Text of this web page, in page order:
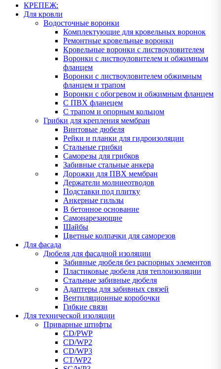
КРЕПЕЖ:
Для кровли
Водосточные воронки
Комплектующие для кровельных воронок
Ремонтные кровельные воронки
Кровельные воронки с листвоуловителем
Воронки с листвоуловителем и обжимным
фланцем
Воронки с листвоуловителем обжимным
фланцем и трапом
Воронки с обогревом и обжимным фланцем
С ПВХ фланецем
С трапом и опорным кольцом
Грибки для крепления мембран
Винтовые дюбеля
Рейки и планки для гидроизоляции
Стальные грибки
Саморезы для грибков
Забивные стальные анкера
Дорожки для ПВХ мембран
Держатели молниеотводов
Подставки под плитку
Анкерные гильзы
В бетонное основание
Самонарезающие
Шайбы
Цветные колпачки для саморезов
Для фасада
Дюбеля для фасадной изоляции
Забивные дюбеля без распорных элементов
Пластиковые дюбеля для теплоизоляции
Стальные забивные дюбеля
Адаптеры для забивных связей
Вентиляционные коробочки
Гибкие связи
Для технической изоляции
Приварные штифты
CD/PWP
CD/WP2
CD/WP3
CT/WP2